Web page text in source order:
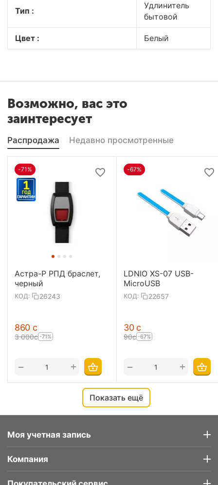
Тип :
Удлинитель
бытовой
Цвет : Белый
Возможно, вас это
заинтересует
Распродажа Недавно просмотренные
-71%
Астра-Р РПД браслет,
черный
КОД: 26243
‍860‍ с
3 000с -71%
+
−
-67%
LDNIO XS-07 USB-
MicroUSB
КОД: 22657
‍30‍ с
‍90‍с -67%
+
−
Показать ещё
Моя учетная запись
Компания